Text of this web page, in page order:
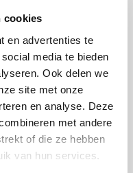
cookies
en advertenties te
media te bieden
Ook delen we
site met onze
en analyse. Deze
met andere
of die ze hebben
van hun services.
uit de
Stamp alles, maar
vis en